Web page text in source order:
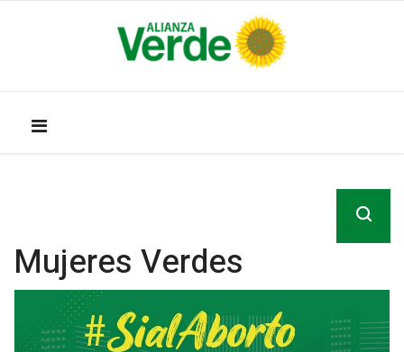
Mujeres Verdes